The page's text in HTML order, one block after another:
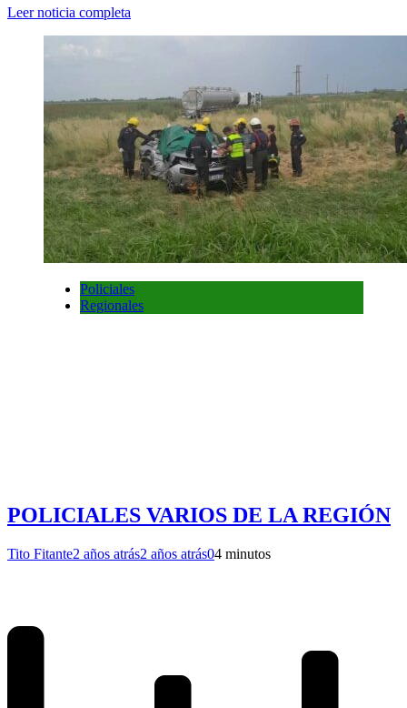
Leer noticia completa
Policiales
Regionales
POLICIALES VARIOS DE LA REGIÓN
Tito Fitante2 años atrás2 años atrás04 minutos